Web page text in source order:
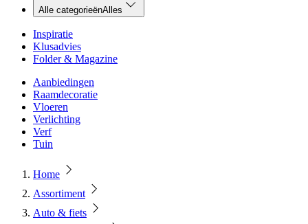
Alle categorieënAlles
Inspiratie
Klusadvies
Folder & Magazine
Aanbiedingen
Raamdecoratie
Vloeren
Verlichting
Verf
Tuin
Home
Assortiment
Auto & fiets